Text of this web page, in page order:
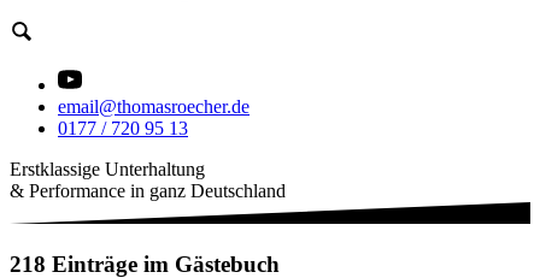
email@thomasroecher.de
0177 / 720 95 13
Erstklassige Unterhaltung
& Performance in ganz Deutschland
218 Einträge im Gästebuch